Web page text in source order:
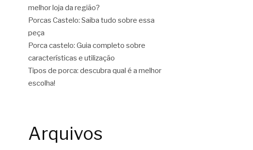
melhor loja da região?
Porcas Castelo: Saiba tudo sobre essa
peça
Porca castelo: Guia completo sobre
características e utilização
Tipos de porca: descubra qual é a melhor
escolha!
Arquivos